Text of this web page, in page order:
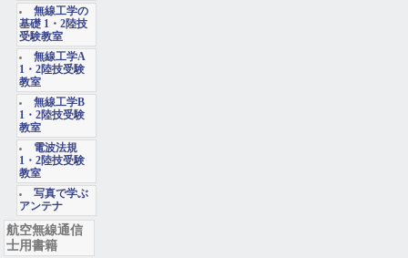
無線工学の
基礎 1・2陸技
受験教室
無線工学A
1・2陸技受験
教室
無線工学B
1・2陸技受験
教室
電波法規
1・2陸技受験
教室
写真で学ぶ
アンテナ
航空無線通信
士用書籍